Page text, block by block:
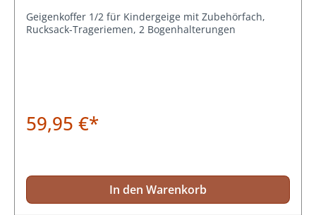
Geigenkoffer 1/2 für Kindergeige mit Zubehörfach,
Rucksack-Trageriemen, 2 Bogenhalterungen
59,95 €*
In den Warenkorb